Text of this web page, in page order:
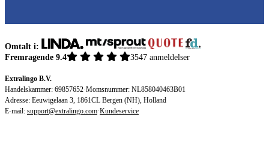
Omtalt i:
Fremragende 9.4
3547 anmeldelser
Extralingo B.V.
Handelskammer: 69857652·Momsnummer: NL858040463B01
Adresse: Eeuwigelaan 3, 1861CL Bergen (NH), Holland
E-mail: support@extralingo.com·Kundeservice